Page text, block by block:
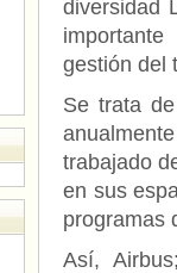
diversidad
gestión del
Se trata
trabajado
en sus
programas
Así,